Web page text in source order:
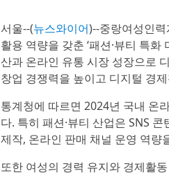
서울--(뉴스와이어)--중랑여성인
활용 역량을 갖춘 ‘패션·뷰티 특
산과 온라인 유통 시장 성장으로
창업 경쟁력을 높이고 디지털 경
통계청에 따르면 2024년 국내 온
다. 특히 패션·뷰티 산업은 SNS
제작, 온라인 판매 채널 운영 역량
또한 여성의 경력 유지와 경제활